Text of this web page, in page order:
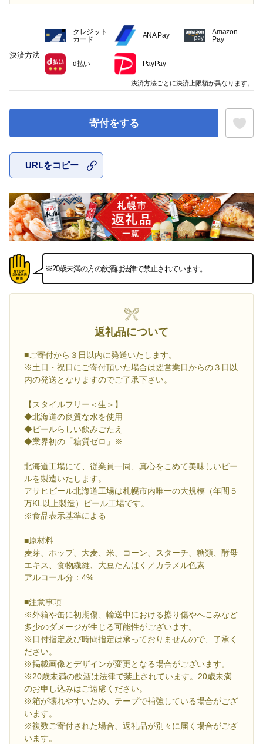
寄付をする
URLをコピー
※20歳未満の方の飲酒は法律で禁止されています。
返礼品について
■ご寄付から３日以内に発送いたします。
※土日・祝日にご寄付頂いた場合は翌営業日からの３日以
内の発送となりますのでご了承下さい。
【スタイルフリー＜生＞】
◆北海道の良質な水を使用
◆ビールらしい飲みごたえ
◆業界初の「糖質ゼロ」※
北海道工場にて、従業員一同、真心をこめて美味しいビー
ルを製造いたします。
アサヒビール北海道工場は札幌市内唯一の大規模（年間５
万KL以上製造）ビール工場です。
※食品表示基準による
■原材料
麦芽、ホップ、大麦、米、コーン、スターチ、糖類、酵母
エキス、食物繊維、大豆たんぱく／カラメル色素
アルコール分：4%
■注意事項
※外箱や缶に初期傷、輸送中における擦り傷やへこみなど
多少のダメージが生じる可能性がございます。
※日付指定及び時間指定は承っておりませんので、了承く
ださい。
※掲載画像とデザインが変更となる場合がございます。
※20歳未満の飲酒は法律で禁止されています。20歳未満
のお申し込みはご遠慮ください。
※箱が壊れやすいため、テープで補強している場合がござ
います。
※複数ご寄付された場合、返礼品が別々に届く場合がござ
います。
決済方法
クレジット
カード
ANA Pay
Amazon
Pay
d払い PayPay
決済方法ごとに決済上限額が異なります。